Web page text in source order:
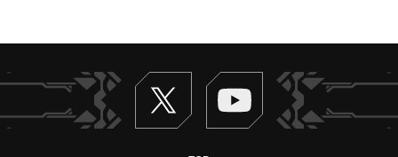
Twitter ヴァンガードch